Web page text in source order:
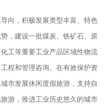
，积极发展类型丰富、特色
，建设一批煤炭、铁矿石、原
工等重要工业产品区域性物流
程和管理咨询。在有效保护资
市发展休闲度假旅游，支持自
游，推进工业历史悠久的城市